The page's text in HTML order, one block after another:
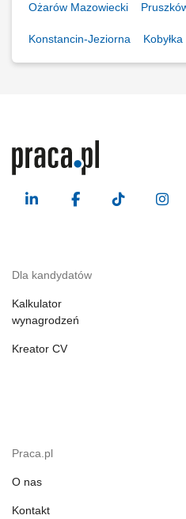
Ożarów Mazowiecki
Konstancin-Jeziorna Kobyłka
Dla kandydatów
Kalkulator
wynagrodzeń
Kreator CV
Praca.pl
O nas
Kontakt